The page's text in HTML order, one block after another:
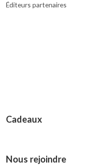
Éditeurs partenaires
Cadeaux
Nous rejoindre